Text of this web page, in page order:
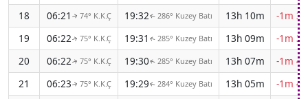
18
06:21 ↑ 74° K.K.Ç 19:32↑ 286° Kuzey Batı 13h 10m
-1m
19
06:22↑ 75° K.K.Ç 19:31 ↑ 285° Kuzey Batı 13h 09m
-1m
20
06:22↑ 75° K.K.Ç 19:30↑ 285° Kuzey Batı 13h 07m
-1m
21
06:23↑ 75° K.K.Ç 19:29↑ 284° Kuzey Batı 13h 05m
-1m